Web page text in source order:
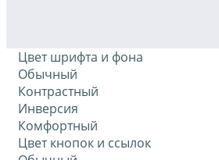
Цвет шрифта и фона
Обычный
Контрастный
Инверсия
Комфортный
Цвет кнопок и ссылок